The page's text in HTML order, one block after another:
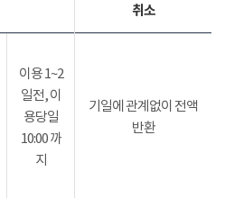
취소
이용 1~2
일전, 이
용당일
10:00 까
지
기일에 관계없이 전액
반환